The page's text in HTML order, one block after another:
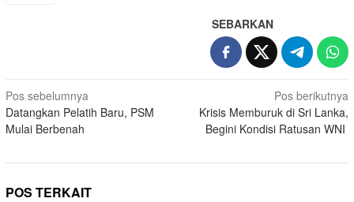
SEBARKAN
Navigasi
pos
Pos sebelumnya
Datangkan Pelatih Baru, PSM
Mulai Berbenah
Pos berikutnya
Krisis Memburuk di Sri Lanka,
Begini Kondisi Ratusan WNI
POS TERKAIT